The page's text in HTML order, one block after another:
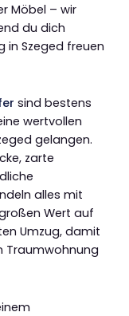
Möbel – wir
du dich
in Szeged freuen
sind bestens
wertvollen
gelangen.
zarte
alles mit
Wert auf
Umzug, damit
Traumwohnung